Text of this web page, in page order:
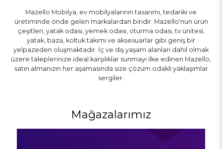
Mazello Mobilya, ev mobilyalarının tasarımı, tedariki ve
üretiminde önde gelen markalardan biridir. Mazello'nun ürün
çeşitleri, yatak odası, yemek odası, oturma odası, tv ünitesi,
yatak, baza, koltuk takımı ve aksesuarlar gibi geniş bir
yelpazeden oluşmaktadır. İç ve dış yaşam alanları dahil olmak
üzere taleplerinize ideal karşılıklar sunmayı ilke edinen Mazello,
satın almanızın her aşamasında size çözüm odaklı yaklaşımlar
sergiler.
Mağazalarımız